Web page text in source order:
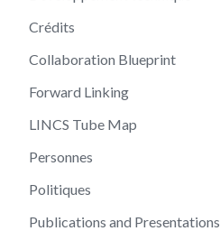
Crédits
Collaboration Blueprint
Forward Linking
LINCS Tube Map
Personnes
Politiques
Publications and Presentations